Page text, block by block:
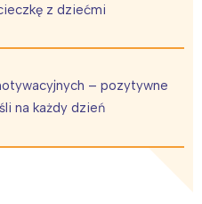
z dziećmi
– pozytywne
na każdy dzień